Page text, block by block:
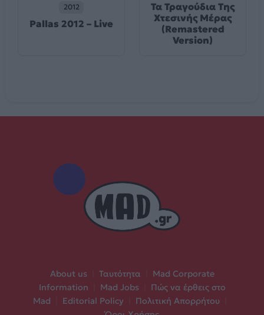
2012
Pallas 2012 – Live
Τα Τραγούδια Της
Χτεσινής Μέρας
(Remastered
Version)
About us Ταυτότητα
Mad Corporate
Information
Mad Jobs
Πώς να έρθεις στο
Mad
Editorial Policy Πολιτική Απορρήτου